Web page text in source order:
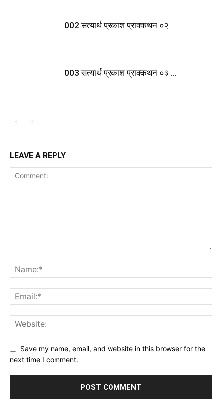
002 सत्यार्थ प्रकाश प्राक्कथन ०२
003 सत्यार्थ प्रकाश प्राक्कथन ०३ …
LEAVE A REPLY
Save my name, email, and website in this browser for the
next time I comment.